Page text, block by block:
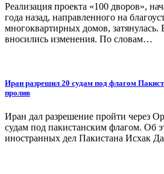
Реализация проекта «100 дворов»,
года назад, направленного на
многоквартирных домов, затянулась.
вносились изменения. По словам…
Иран разрешил 20 судам под флагом
пролив
Иран дал разрешение пройти через
судам под пакистанским флагом. Об
иностранных дел Пакистана Исхак